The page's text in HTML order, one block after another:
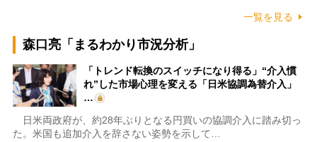
一覧を見る
森口亮「まるわかり市況分析」
「トレンド転換のスイッチになり得る」“介入慣
れ”した市場心理を変える「日米協調為替介入」
…
日米両政府が、約28年ぶりとなる円買いの協調介入に踏み切っ
た。米国も追加介入を辞さない姿勢を示して…